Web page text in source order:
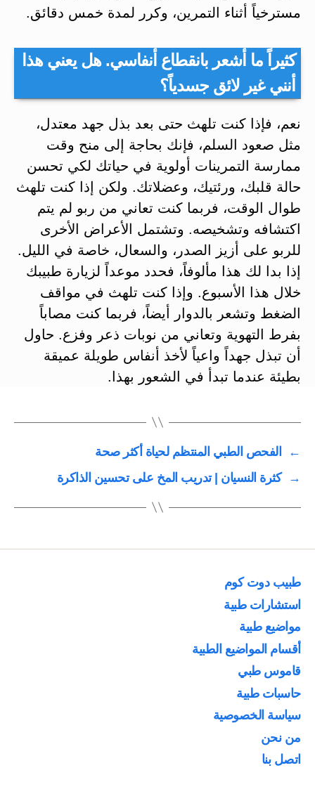
مسترخياً أثناء التمرين، وكرر لمدة خمس دقائق.
كثيراً ما أشعر بانقطاع أنفاسي. هل يعني هذا
أنني غير لائق جسدياً؟
نعم، فإذا كنت تلهث حتى بعد بذل جهد معتدل،
مثل صعود السلم، فإنك بحاجة إلى منح وقت
ممارسة التمرينات أولوية في حياتك لكي تحسن
حالة قلبك، ورئتيك، وعضلاتك. ولكن إذا كنت تلهث
طوال الوقت، فربما كنت تعاني من ربو لم يتم
اكتشافه وتشخيصه. وتشتمل الأعراض الأخرى
للربو على أزيز الصدر، والسعال، خاصة في الليل.
إذا بدا لك هذا مألوفاً، فحدد موعداً لزيارة طبيبك
خلال هذا الأسبوع. وإذا كنت تلهث في مواقف
الضغط وتشعر بالدوار أيضاً، فربما كنت مصاباً
بفرط التهوية وتعاني من نوبات ذعر وفزع. حاول
أن تبذل جهداً واعياً لأخذ أنفاس طويلة عميقة
بطيئة عندما تبدأ في الشعور بهذا.
←
الفحص الطبي المنتظم لحياة أكثر صحة
→
كثرة النسيان | تدريب المخ على تحسين الذاكرة
طبيب دوت كوم
استشارات طبية
مواضيع طبية
أقسام المواضيع الطبية
قاموس طبي
حاسبات طبية
سياسة الخصوصية
من نحن
اتصل بنا